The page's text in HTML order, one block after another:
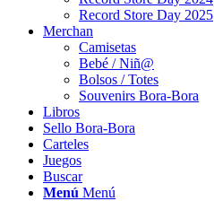
Record Store Day 2025
Merchan
Camisetas
Bebé / Niñ@
Bolsos / Totes
Souvenirs Bora-Bora
Libros
Sello Bora-Bora
Carteles
Juegos
Buscar
Menú Menú